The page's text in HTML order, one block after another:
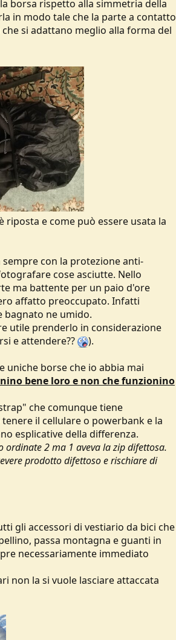
borsa rispetto alla simmetria della
in modo tale che la parte a contatto
si adattano meglio alla forma del
e come può essere usata la
con la protezione anti-
cose asciutte. Nello
ma battente per un paio d'ore
affatto preoccupato. Infatti
bagnato ne umido.
utile prenderlo in considerazione
e attendere??
).
uniche borse che io abbia mai
bene loro e non che funzionino
che comunque tiene
il cellulare o powerbank e la
esplicative della differenza.
ordinate 2 ma 1 aveva la zip difettosa.
prodotto difettoso e rischiare di
gli accessori di vestiario da bici che
passa montagna e guanti in
necessariamente immediato
non la si vuole lasciare attaccata